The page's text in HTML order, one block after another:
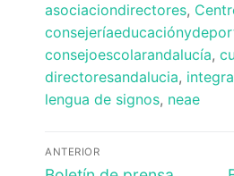
Adián Huelva
Adián Jaén
Adián Málaga
Normativa ADIDE
Aula Virtual de Formación
Portal AVERROES
asociaciondirectores,
consejoescolarandalucía,
directoresandalucia,
lengua de signos, neae
Navegación
ANTERIOR
Entrada